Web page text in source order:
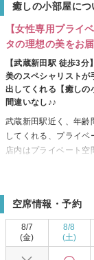
癒しの小部屋につ
【女性専用プライ
タの理想の美をお
【武蔵新田駅 徒歩3
美のスペシャリストが
出してくれる【癒しの
間違いなし♪♪
武蔵新田駅近く、年齢
してくれる、プライ
店内はプライベート
【スペシャルケア】
気持ちいいハンドマ
しっかりとリンパを
空席情報・予約
8/7
(金)
8/8
(土)